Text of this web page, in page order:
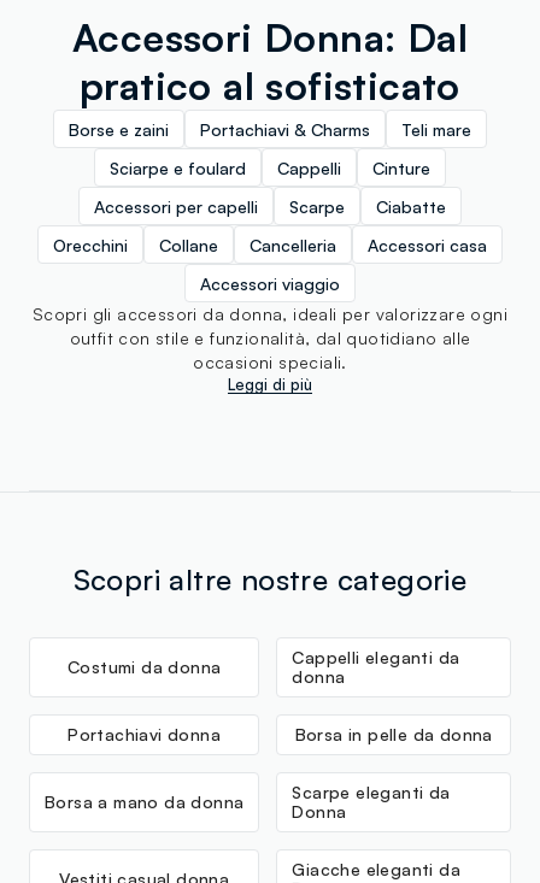
Accessori Donna: Dal
pratico al sofisticato
Borse e zaini Portachiavi & Charms
Teli mare
Sciarpe e foulard
Cappelli
Cinture
Accessori per capelli
Scarpe
Ciabatte
Orecchini
Collane Cancelleria
Accessori casa
Accessori viaggio
Scopri gli accessori da donna, ideali per valorizzare ogni
outfit con stile e funzionalità, dal quotidiano alle
occasioni speciali.
Leggi di più
Scopri altre nostre categorie
Costumi da donna
Cappelli eleganti da
donna
Portachiavi donna Borsa in pelle da donna
Borsa a mano da donna
Scarpe eleganti da
Donna
Vestiti casual donna
Giacche eleganti da